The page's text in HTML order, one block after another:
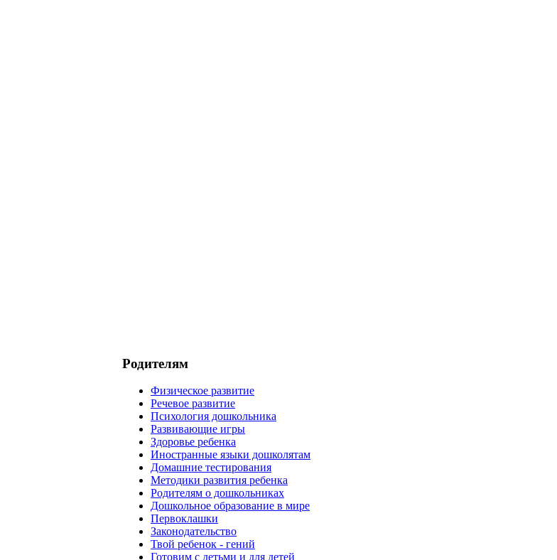
Родителям
Физическое развитие
Речевое развитие
Психология дошкольника
Развивающие игры
Здоровье ребенка
Иностранные языки дошколятам
Домашние тестирования
Методики развития ребенка
Родителям о дошкольниках
Дошкольное образование в мире
Первоклашки
Законодательство
Твой ребенок - гений
Готовим с детьми и для детей